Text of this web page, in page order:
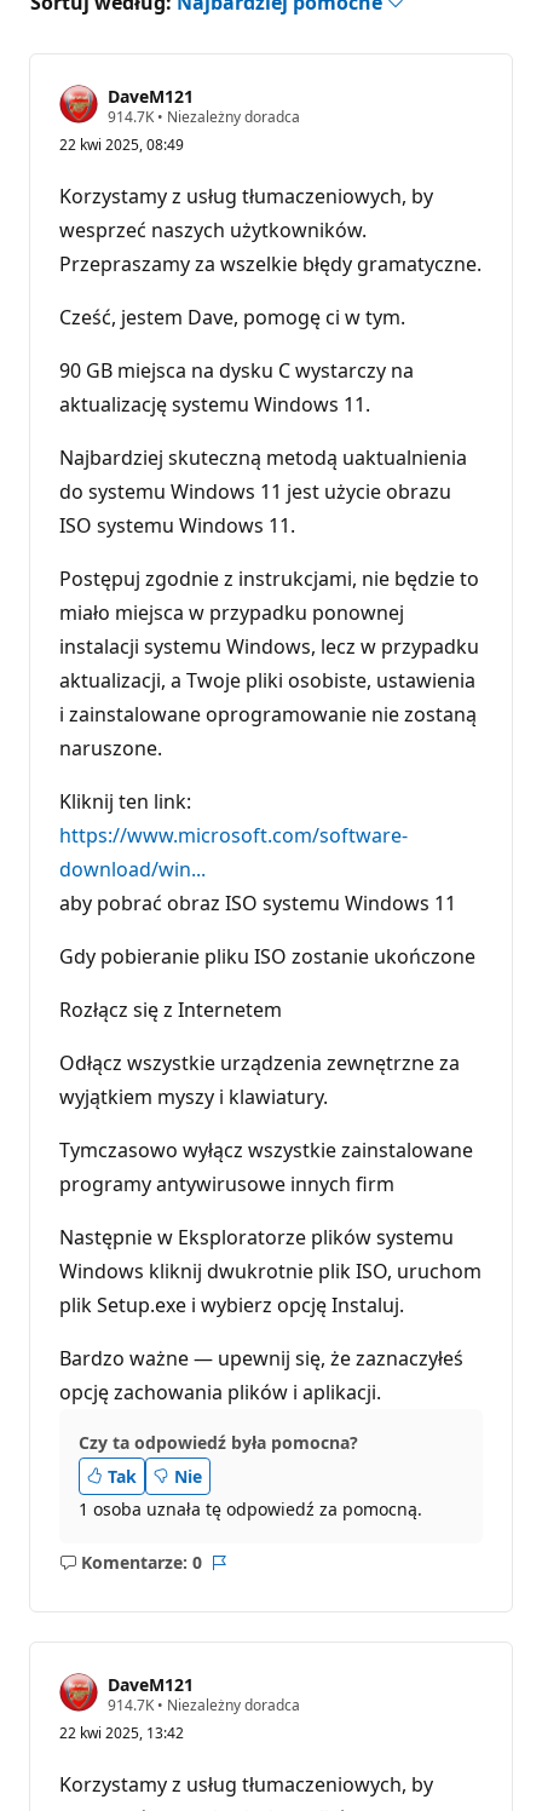
DaveM121
914.7K P
n
t
y
r
e
p
a
i
• Niezależny doradca
22 kwi 2025, 08:49
Korzystamy z usług tłumaczeniowych, by
wesprzeć naszych użytkowników.
Przepraszamy za wszelkie błędy gramatyczne.
Cześć, jestem Dave, pomogę ci w tym.
90 GB miejsca na dysku C wystarczy na
aktualizację systemu Windows 11.
Najbardziej skuteczną metodą uaktualnienia
do systemu Windows 11 jest użycie obrazu
ISO systemu Windows 11.
Postępuj zgodnie z instrukcjami, nie będzie to
miało miejsca w przypadku ponownej
instalacji systemu Windows, lecz w przypadku
aktualizacji, a Twoje pliki osobiste, ustawienia
i zainstalowane oprogramowanie nie zostaną
naruszone.
Kliknij ten link:
https://www.microsoft.com/software-
download/win...
aby pobrać obraz ISO systemu Windows 11
Gdy pobieranie pliku ISO zostanie ukończone
Rozłącz się z Internetem
Odłącz wszystkie urządzenia zewnętrzne za
wyjątkiem myszy i klawiatury.
Tymczasowo wyłącz wszystkie zainstalowane
programy antywirusowe innych firm
Następnie w Eksploratorze plików systemu
Windows kliknij dwukrotnie plik ISO, uruchom
plik Setup.exe i wybierz opcję Instaluj.
Bardzo ważne — upewnij się, że zaznaczyłeś
opcję zachowania plików i aplikacji.
Czy ta odpowiedź była pomocna?
Tak
Nie
1 osoba uznała tę odpowiedź za pomocną.
Komentarze: 0
Brak
DaveM121
914.7K P
n
t
y
• Niezależny doradca
22 kwi 2025, 13:42
Korzystamy z usług tłumaczeniowych, by